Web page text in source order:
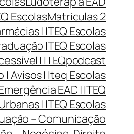
EscolasMatriculas 2
| ITEQ Escolas
ITEQ Escolas
| ITEQpodcast
| Avisos | Iteq Escolas
EAD | ITEQ
| ITEQ Escolas
– Comunicação